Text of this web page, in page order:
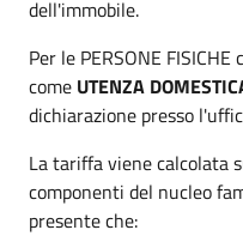
dell'immobile.
Per le PERSONE
come UTENZA
dichiarazione presso
La tariffa viene calcolata
componenti del nucleo
presente che: